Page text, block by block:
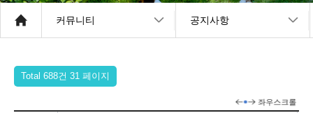
커뮤니티 공지사항
Total 688건 31 페이지